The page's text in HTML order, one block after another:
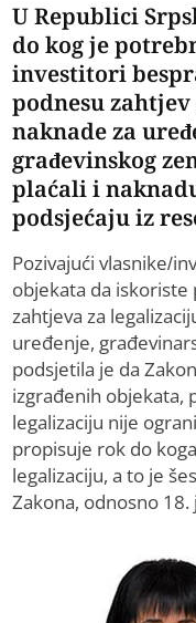
U Republici
do kog je
investitori
podnesu
naknade za
građevinskog
plaćali i
podsjećaju iz
Pozivajući vlasnike/
objekata da
zahtjeva za
uređenje,
podsjetila je da
izgrađenih objekata,
legalizaciju nije
propisuje rok do
legalizaciju, a to je
Zakona, odnosno